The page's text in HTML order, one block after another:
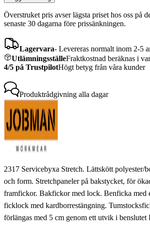
Överstruket pris avser lägsta priset hos oss på
senaste 30 dagarna före prissänkningen.
Lagervara- Levereras normalt inom 2-5
UtlämningsställeFraktkostnad beräknas i
4/5 på TrustpilotHögt betyg från våra kunder
Produktrådgivning alla dagar
2317 Servicebyxa Stretch. Lättskött polyester/
och form. Stretchpaneler på bakstycket, för
framfickor. Bakfickor med lock. Benficka med
ficklock med kardborrestängning.
förlängas med 5 cm genom ett utvik i benslutet